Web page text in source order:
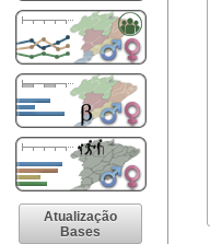
Atualização
Bases